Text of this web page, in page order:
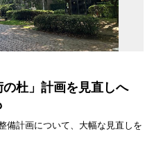
の杜」計画を見直しへ
備計画について、大幅な見直しを